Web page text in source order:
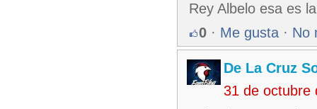
Rey Albelo esa es
0 · Me gusta · No
De La Cruz
31 de octubre